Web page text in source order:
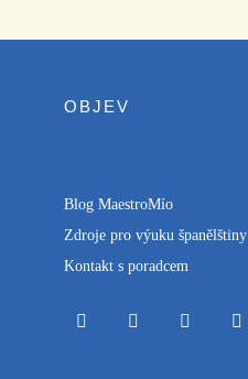
OBJEV
Blog MaestroMío
Zdroje pro výuku španělštiny
Kontakt s poradcem